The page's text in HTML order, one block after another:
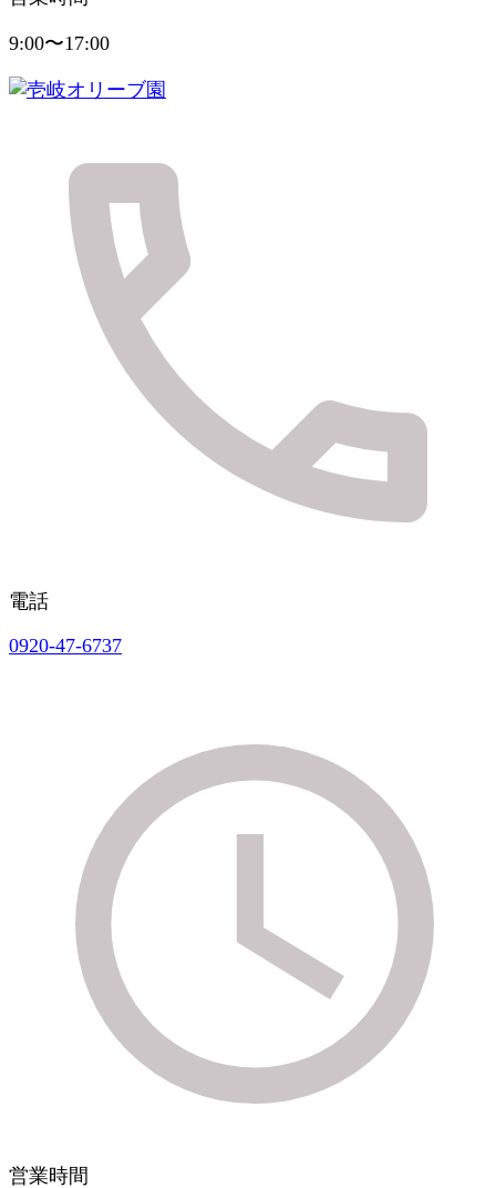
9:00〜17:00
壱岐オリーブ園
電話
0920-47-6737
営業時間